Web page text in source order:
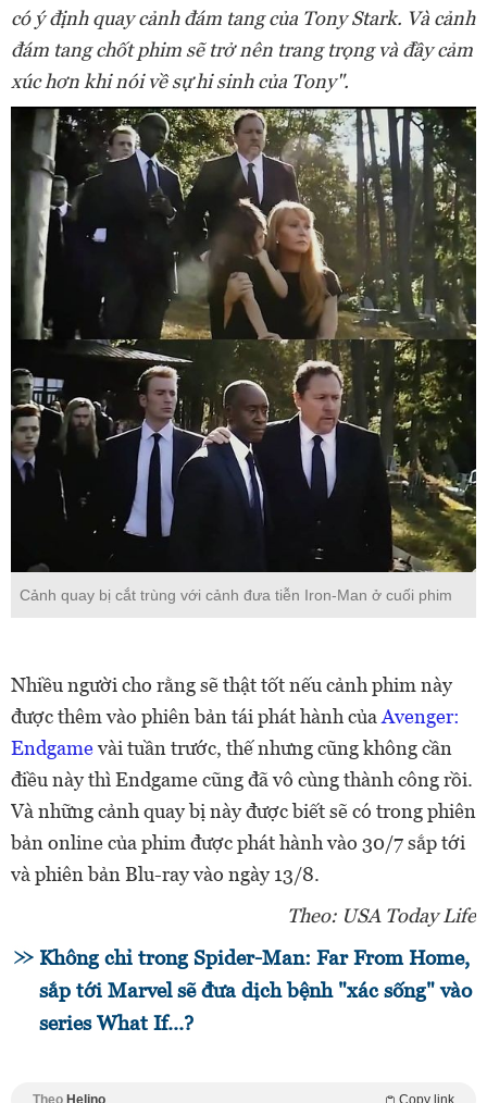
có ý định quay cảnh đám tang của Tony Stark. Và cảnh
đám tang chốt phim sẽ trở nên trang trọng và đầy cảm
xúc hơn khi nói về sự hi sinh của Tony".
Cảnh quay bị cắt trùng với cảnh đưa tiễn Iron-Man ở cuối phim
Nhiều người cho rằng sẽ thật tốt nếu cảnh phim này
được thêm vào phiên bản tái phát hành củaAvenger:
Endgamevài tuần trước, thế nhưng cũng không cần
điều này thì Endgame cũng đã vô cùng thành công rồi.
Và những cảnh quay bị này được biết sẽ có trong phiên
bản online của phim được phát hành vào 30/7 sắp tới
và phiên bản Blu-ray vào ngày 13/8.
Theo: USA Today Life
Không chỉ trong Spider-Man: Far From Home,
sắp tới Marvel sẽ đưa dịch bệnh "xác sống" vào
series What If...?